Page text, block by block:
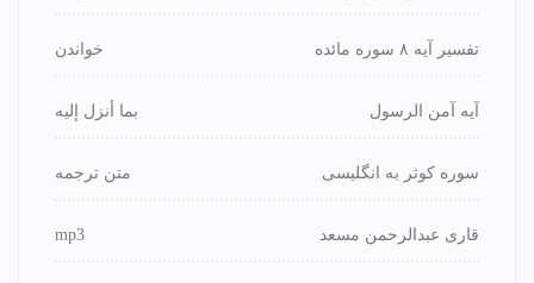
تفسیر آیه ۸ سوره مائده خواندن
آیه آمن الرسول بما أنزل إليه
سوره کوثر به انگلیسی متن ترجمه
قاری عبدالرحمن مسعد mp3